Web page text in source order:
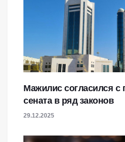
Мажилис согласился с
сената в ряд законов
29.12.2025